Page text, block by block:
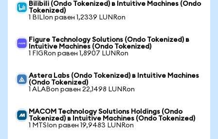
Bilibili (Ondo Tokenized) в Intuitive Machines (Ondo
Tokenized)
1 BILIon равен 1,2339 LUNRon
Figure Technology Solutions (Ondo Tokenized) в
Intuitive Machines (Ondo Tokenized)
1 FIGRon равен 1,8907 LUNRon
Astera Labs (Ondo Tokenized) в Intuitive Machines
(Ondo Tokenized)
1 ALABon равен 22,1498 LUNRon
MACOM Technology Solutions Holdings (Ondo
Tokenized) в Intuitive Machines (Ondo Tokenized)
1 MTSIon равен 19,9483 LUNRon